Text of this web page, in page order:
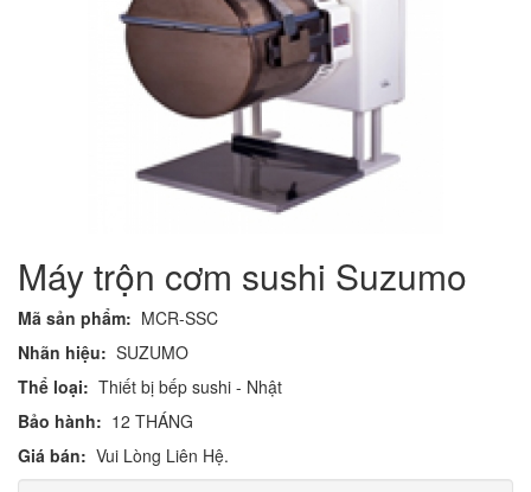
Máy trộn cơm sushi Suzumo
Mã sản phẩm: MCR-SSC
Nhãn hiệu: SUZUMO
Thể loại: Thiết bị bếp sushi - Nhật
Bảo hành: 12 THÁNG
Giá bán: Vui Lòng Liên Hệ.